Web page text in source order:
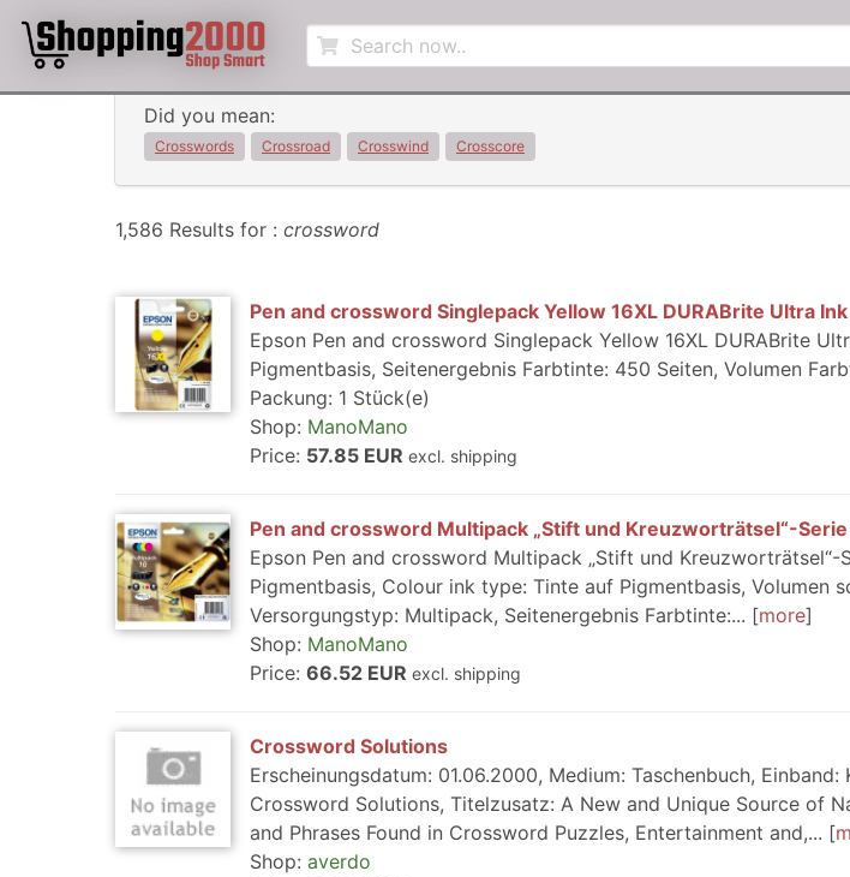
Did you mean:
Crosswords Crossroad Crosswind Crosscore
1,586 Results for : crossword
Pen and crossword Singlepack Yellow 16XL DURABrite Ultra
Epson Pen and crossword Singlepack Yellow 16XL DURABrite
Pigmentbasis, Seitenergebnis Farbtinte: 450 Seiten, Volumen
Packung: 1 Stück(e)
Shop: ManoMano
Price: 57.85 EUR excl. shipping
Pen and crossword Multipack „Stift und Kreuzworträtsel“-
Epson Pen and crossword Multipack „Stift und Kreuzworträtsel“-
Pigmentbasis, Colour ink type: Tinte auf Pigmentbasis, Volumen
Versorgungstyp: Multipack, Seitenergebnis Farbtinte:...
more
Shop: ManoMano
Price: 66.52 EUR excl. shipping
Crossword Solutions
Erscheinungsdatum: 01.06.2000, Medium: Taschenbuch,
Crossword Solutions, Titelzusatz: A New and Unique Source of
and Phrases Found in Crossword Puzzles, Entertainment and,...
Shop: averdo